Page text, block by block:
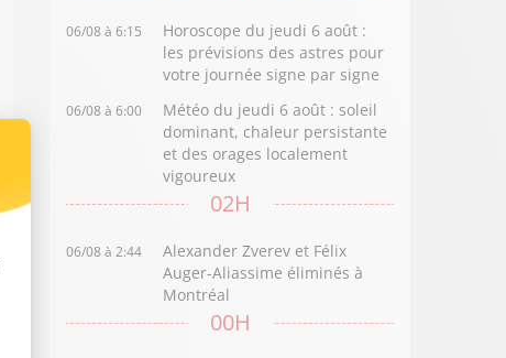
06/08 à 6:15
Horoscope du jeudi 6 août :
les prévisions des astres pour
votre journée signe par signe
06/08 à 6:00
Météo du jeudi 6 août : soleil
dominant, chaleur persistante
et des orages localement
vigoureux
02H
06/08 à 2:44
Alexander Zverev et Félix
Auger-Aliassime éliminés à
Montréal
00H